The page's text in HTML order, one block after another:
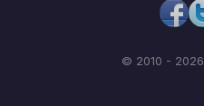
© 2010 -